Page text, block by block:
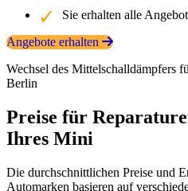
Sie erhalten alle
Angebote erhalten
Wechsel des Mittelschalldämpfers
Berlin
Preise für
Ihres Mini
Die durchschnittlichen Preise und
Automarken basieren auf